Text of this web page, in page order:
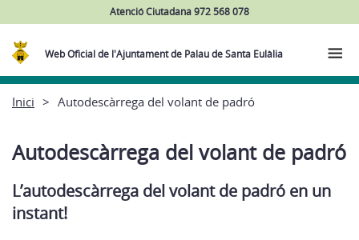
Atenció Ciutadana 972 568 078
Web Oficial de l'Ajuntament de Palau de Santa Eulàlia
Inici Autodescàrrega del volant de padró
Autodescàrrega del volant de padró
L’autodescàrrega del volant de padró en un
instant!